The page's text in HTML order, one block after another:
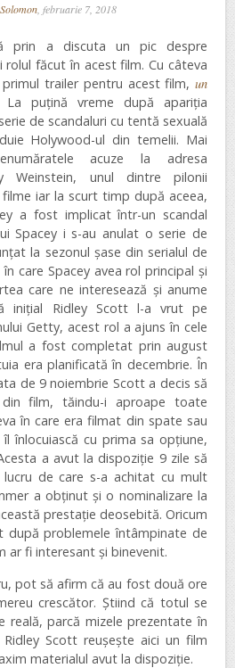
, februarie 7, 2018
prin a discuta un pic despre
rolul făcut în acest film. Cu câteva
trailer pentru acest film, un
La puțină vreme după apariția
de scandaluri cu tentă sexuală
Holywood-ul din temelii. Mai
acuze la adresa
Weinstein, unul dintre pilonii
iar la scurt timp după aceea,
a fost implicat într-un scandal
Spacey i s-au anulat o serie de
la sezonul șase din serialul de
care Spacey avea rol principal și
care ne interesează și anume
inițial Ridley Scott l-a vrut pe
Getty, acest rol a ajuns în cele
a fost completat prin august
era planificată în decembrie. În
de 9 noiembrie Scott a decis să
film, tăindu-i aproape toate
în care era filmat din spate sau
înlocuiască cu prima sa opțiune,
a avut la dispoziție 9 zile să
de care s-a achitat cu mult
a obținut și o nominalizare la
prestație deosebită. Oricum
după problemele întâmpinate de
ar fi interesant și binevenit.
pot să afirm că au fost două ore
crescător. Știind că totul se
reală, parcă mizele prezentate în
Scott reușește aici un film
materialul avut la dispoziție.